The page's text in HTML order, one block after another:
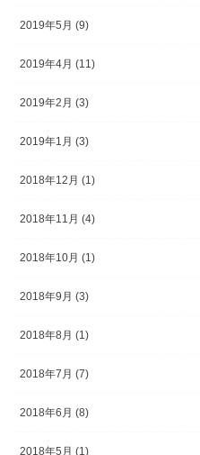
2019年5月 (9)
2019年4月 (11)
2019年2月 (3)
2019年1月 (3)
2018年12月 (1)
2018年11月 (4)
2018年10月 (1)
2018年9月 (3)
2018年8月 (1)
2018年7月 (7)
2018年6月 (8)
2018年5月 (1)